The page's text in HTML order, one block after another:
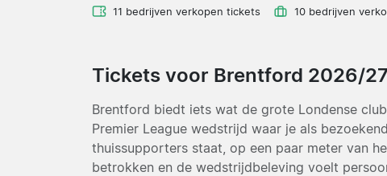
11 bedrijven verkopen tickets 10 bedrijven
Tickets voor Brentford 2026/27
Brentford biedt iets wat de grote Londense
Premier League wedstrijd waar je als
thuissupporters staat, op een paar meter van
betrokken en de wedstrijdbeleving voelt